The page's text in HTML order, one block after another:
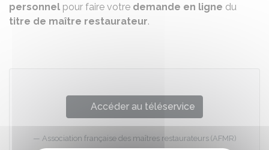
personnel pour faire votre demande en ligne du
titre de maître restaurateur.
Accéder au téléservice
Association française des maîtres restaurateurs (AFMR)